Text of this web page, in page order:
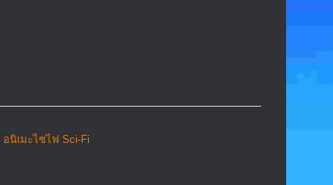
อนิเมะไซไฟ Sci-Fi